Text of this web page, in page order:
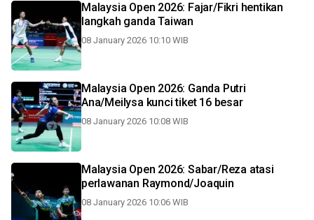
Malaysia Open 2026: Fajar/Fikri hentikan
langkah ganda Taiwan
08 January 2026 10:10 WIB
Malaysia Open 2026: Ganda Putri
Ana/Meilysa kunci tiket 16 besar
08 January 2026 10:08 WIB
Malaysia Open 2026: Sabar/Reza atasi
perlawanan Raymond/Joaquin
08 January 2026 10:06 WIB